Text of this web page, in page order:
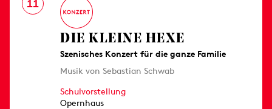
11
DIE KLEINE HEXE
Szenisches Konzert für die ganze Familie
Musik von Sebastian Schwab
Schulvorstellung
Opernhaus